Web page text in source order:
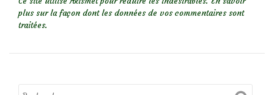
plus sur la façon dont les données de vos commentaires sont
traitées.